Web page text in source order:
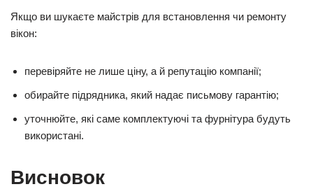
Якщо ви шукаєте майстрів для встановлення чи ремонту
вікон:
перевіряйте не лише ціну, а й репутацію компанії;
обирайте підрядника, який надає письмову гарантію;
уточнюйте, які саме комплектуючі та фурнітура будуть
використані.
Висновок